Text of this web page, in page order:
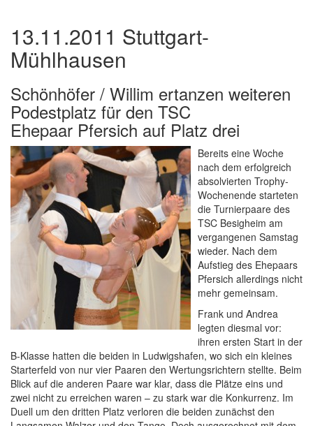
13.11.2011 Stuttgart-
Mühlhausen
Schönhöfer / Willim ertanzen weiteren
Podestplatz für den TSC
Ehepaar Pfersich auf Platz drei
Bereits eine Woche
nach dem erfolgreich
absolvierten Trophy-
Wochenende starteten
die Turnierpaare des
TSC Besigheim am
vergangenen Samstag
wieder. Nach dem
Aufstieg des Ehepaars
Pfersich allerdings nicht
mehr gemeinsam.
Frank und Andrea
legten diesmal vor:
ihren ersten Start in der
B-Klasse hatten die beiden in Ludwigshafen, wo sich ein kleines
Starterfeld von nur vier Paaren den Wertungsrichtern stellte. Beim
Blick auf die anderen Paare war klar, dass die Plätze eins und
zwei nicht zu erreichen waren – zu stark war die Konkurrenz. Im
Duell um den dritten Platz verloren die beiden zunächst den